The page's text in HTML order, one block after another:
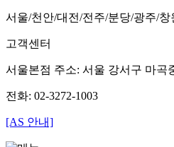
서울/천안/대전/전주/분당/광주/창
고객센터
서울본점 주소: 서울 강서구 마곡
전화: 02-3272-1003
[AS 안내]